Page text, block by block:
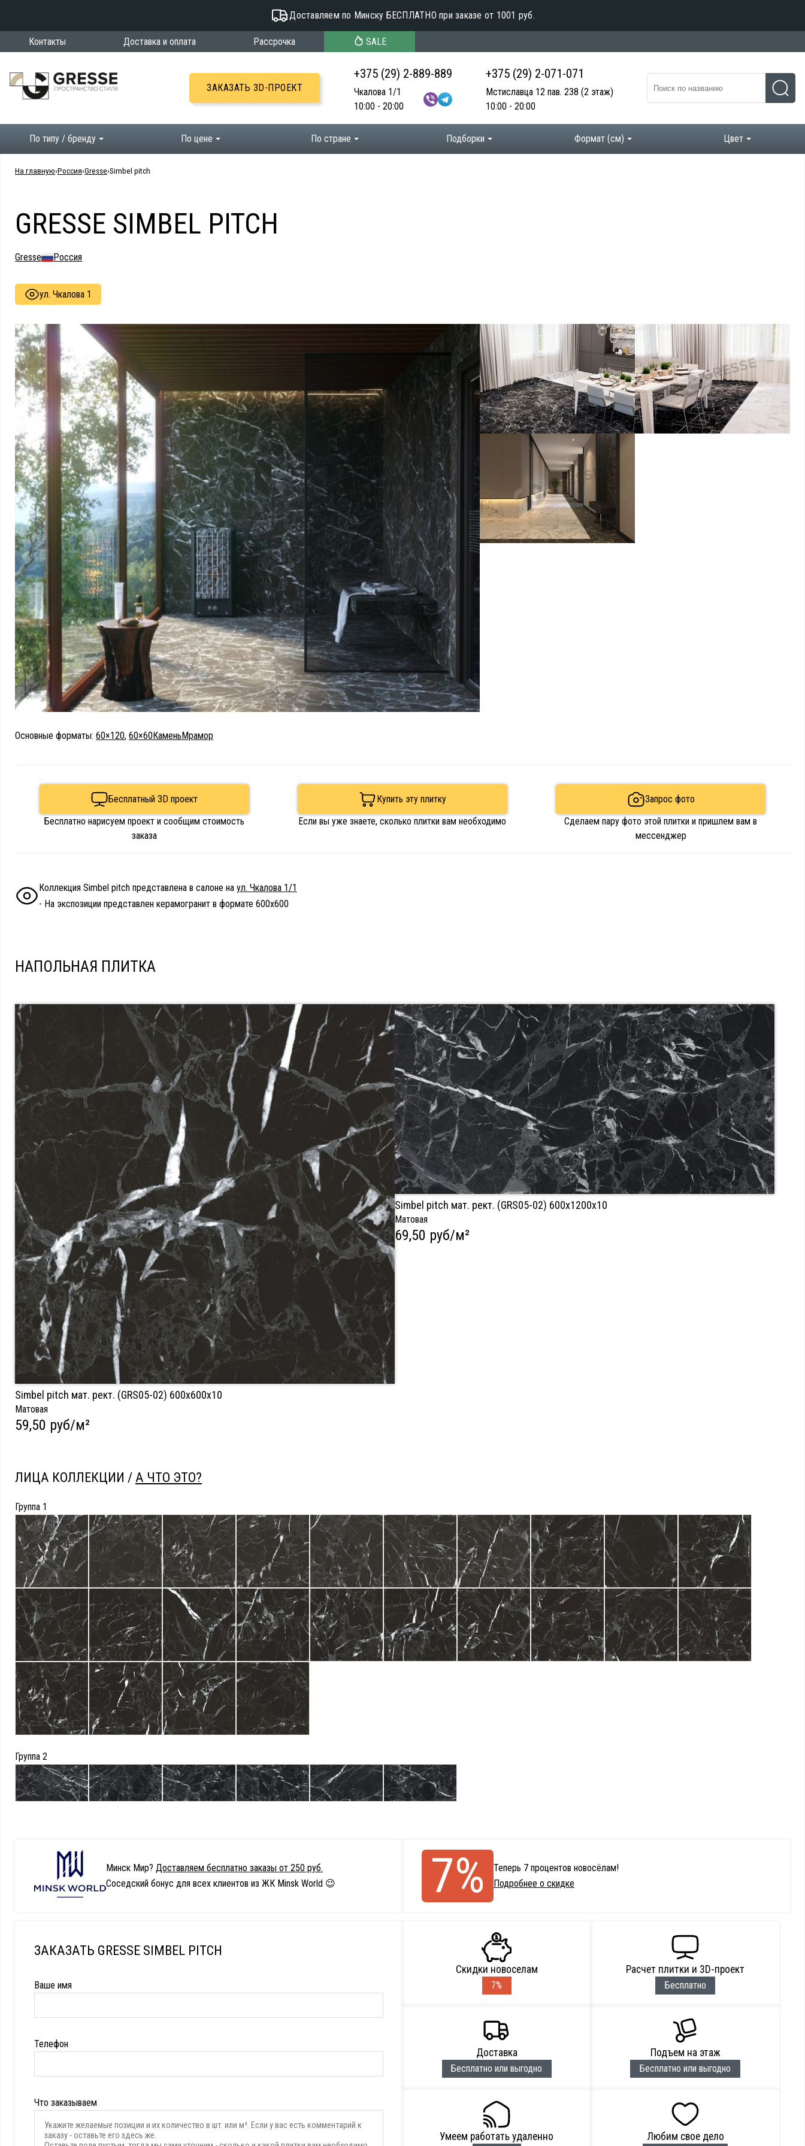
Доставляем по Минску БЕСПЛАТНО при заказе от 1001 руб.
Контакты Доставка и оплата Рассрочка SALE
ЗАКАЗАТЬ 3D-ПРОЕКТ
+375 (29) 2-889-889
Чкалова 1/1
10:00 - 20:00
+375 (29) 2-071-071
Мстиславца 12 пав. 238 (2 этаж)
10:00 - 20:00
По типу / бренду По цене По стране Подборки Формат (см) Цвет
На главную Россия Gresse Simbel pitch
GRESSE SIMBEL PITCH
Gresse Россия
ул. Чкалова 1
Основные форматы: 60×120, 60×60КаменьМрамор
Бесплатный 3D проект
Бесплатно нарисуем проект и сообщим стоимость
заказа
Купить эту плитку
Если вы уже знаете, сколько плитки вам необходимо
Запрос фото
Сделаем пару фото этой плитки и пришлем вам в
мессенджер
Коллекция Simbel pitch представлена в салоне на ул. Чкалова 1/1
- На экспозиции представлен керамогранит в формате 600х600
НАПОЛЬНАЯ ПЛИТКА
Simbel pitch мат. рект. (GRS05-02) 600х600х10
Матовая
59,50 руб/м²
Simbel pitch мат. рект. (GRS05-02) 600х1200х10
Матовая
69,50 руб/м²
ЛИЦА КОЛЛЕКЦИИ / А ЧТО ЭТО?
Группа 1
Группа 2
Минск Мир? Доставляем бесплатно заказы от 250 руб.
Соседский бонус для всех клиентов из ЖК Minsk World 😉
7%
Теперь 7 процентов новосёлам!
Подробнее о скидке
ЗАКАЗАТЬ GRESSE SIMBEL PITCH
Ваше имя
Телефон
Что заказываем
Скидки новоселам
7%
Расчет плитки и 3D-проект
Бесплатно
Доставка
Бесплатно или выгодно
Подъем на этаж
Бесплатно или выгодно
Умеем работать удаленно Любим свое дело